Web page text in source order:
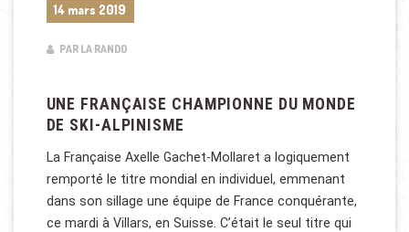
14 mars 2019
PAR LA RANDO
UNE FRANÇAISE CHAMPIONNE DU MONDE
DE SKI-ALPINISME
La Française Axelle Gachet-Mollaret a logiquement
remporté le titre mondial en individuel, emmenant
dans son sillage une équipe de France conquérante,
ce mardi à Villars, en Suisse. C’était le seul titre qui